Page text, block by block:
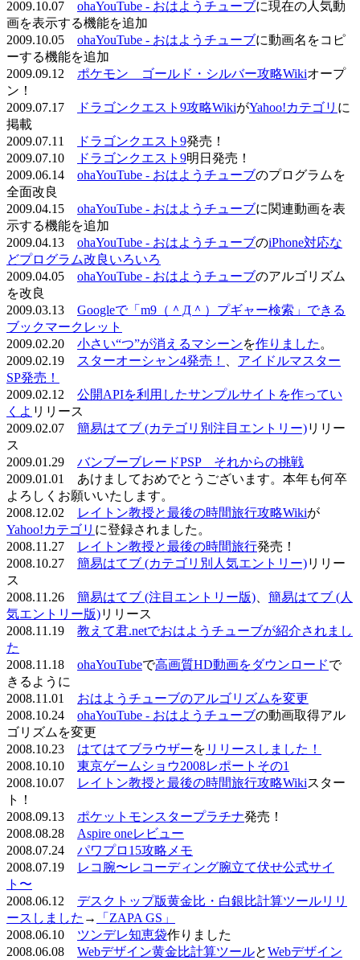
2009.10.07 ohaYouTube - おはようチューブに現在の人気動
画を表示する機能を追加
2009.10.05 ohaYouTube - おはようチューブに動画名をコピ
ーする機能を追加
2009.09.12 ポケモン ゴールド・シルバー攻略Wikiオープ
ン！
2009.07.17
ドラゴンクエスト9攻略WikiがYahoo!カテゴリ に
掲載
2009.07.11
ドラゴンクエスト9発売！
2009.07.10
ドラゴンクエスト9明日発売！
2009.06.14 ohaYouTube - おはようチューブのプログラムを
全面改良
2009.04.15 ohaYouTube - おはようチューブに関連動画を表
示する機能を追加
2009.04.13 ohaYouTube - おはようチューブのiPhone対応な
どプログラム改良いろいろ
2009.04.05 ohaYouTube - おはようチューブのアルゴリズム
を改良
2009.03.13 Googleで「m9（＾Д＾）プギャー検索」できる
ブックマークレット
2009.02.20 小さい“つ”が消えるマシーンを作りました 。
2009.02.19
スターオーシャン4発売！
アイドルマスター
SP発売！
2009.02.12 公開APIを利用したサンプルサイトを作ってい
くよ リリース
2009.02.07 簡易はてブ (カテゴリ別注目エントリー)リリー
ス
2009.01.29 バンブーブレードPSP それからの挑戦
2009.01.01 あけましておめでとうございます。本年も何卒
よろしくお願いいたします。
2008.12.02
レイトン教授と最後の時間旅行攻略Wikiが
Yahoo!カテゴリ に登録されました。
2008.11.27
レイトン教授と最後の時間旅行発売！
2008.10.27 簡易はてブ (カテゴリ別人気エントリー)リリー
ス
2008.11.26 簡易はてブ (注目エントリー版)
簡易はてブ (人
気エントリー版)リリース
2008.11.19 教えて君.netでおはようチューブが紹介されまし
た
2008.11.18 ohaYouTubeで高画質HD動画をダウンロードで
きるように
2008.11.01 おはようチューブのアルゴリズムを変更
2008.10.24 ohaYouTube - おはようチューブの動画取得アル
ゴリズムを変更
2008.10.23 はてはてブラウザーを リリースしました！
2008.10.10 東京ゲームショウ2008レポートその1
2008.10.07
レイトン教授と最後の時間旅行攻略Wikiスター
ト！
2008.09.13 ポケットモンスタープラチナ発売！
2008.08.28 Aspire oneレビュー
2008.07.24 パワプロ15攻略メモ
2008.07.19
レコ腕〜レコーディング腕立て伏せ公式サイ
ト〜
2008.06.12 デスクトップ版黄金比・白銀比計算ツールリリ
ースしました →
「ZAPA GS」
2008.06.10 ツンデレ知恵袋作りました
2008.06.08 Webデザイン黄金比計算ツールとWebデザイン